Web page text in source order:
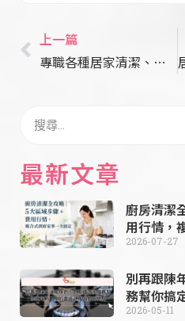
上一篇
專職各種居家清潔、膳食烹飪請放心交給台北清潔公司【OK管家】
最新文章
廚房清潔
用行情，
2026-07-27
別再跟陳
務幫你搞
亮點
2026-05-11